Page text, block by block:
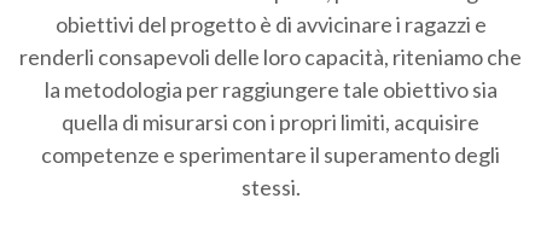
obiettivi del progetto è di avvicinare i ragazzi e
renderli consapevoli delle loro capacità, riteniamo che
la metodologia per raggiungere tale obiettivo sia
quella di misurarsi con i propri limiti, acquisire
competenze e sperimentare il superamento degli
stessi.